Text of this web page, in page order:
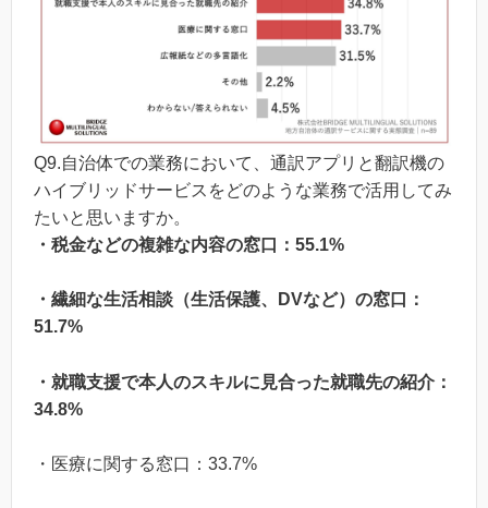
Q9.自治体での業務において、通訳アプリと翻訳機の
ハイブリッドサービスをどのような業務で活用してみ
たいと思いますか。
・税金などの複雑な内容の窓口：55.1%
・繊細な生活相談（生活保護、DVなど）の窓口：
51.7%
・就職支援で本人のスキルに見合った就職先の紹介：
34.8%
・医療に関する窓口：33.7%